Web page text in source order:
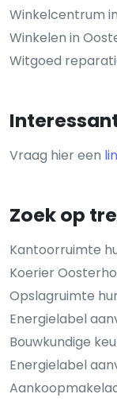
Winkelcentrum
Winkelen in
Witgoed
Vraag hier een
Zoek op
Kantoorruimte
Koerier
Opslagruimte
Energielabel
Bouwkundige
Energielabel